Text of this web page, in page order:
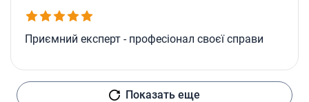
Приємний експерт - професіонал своєї справи
Показать еще